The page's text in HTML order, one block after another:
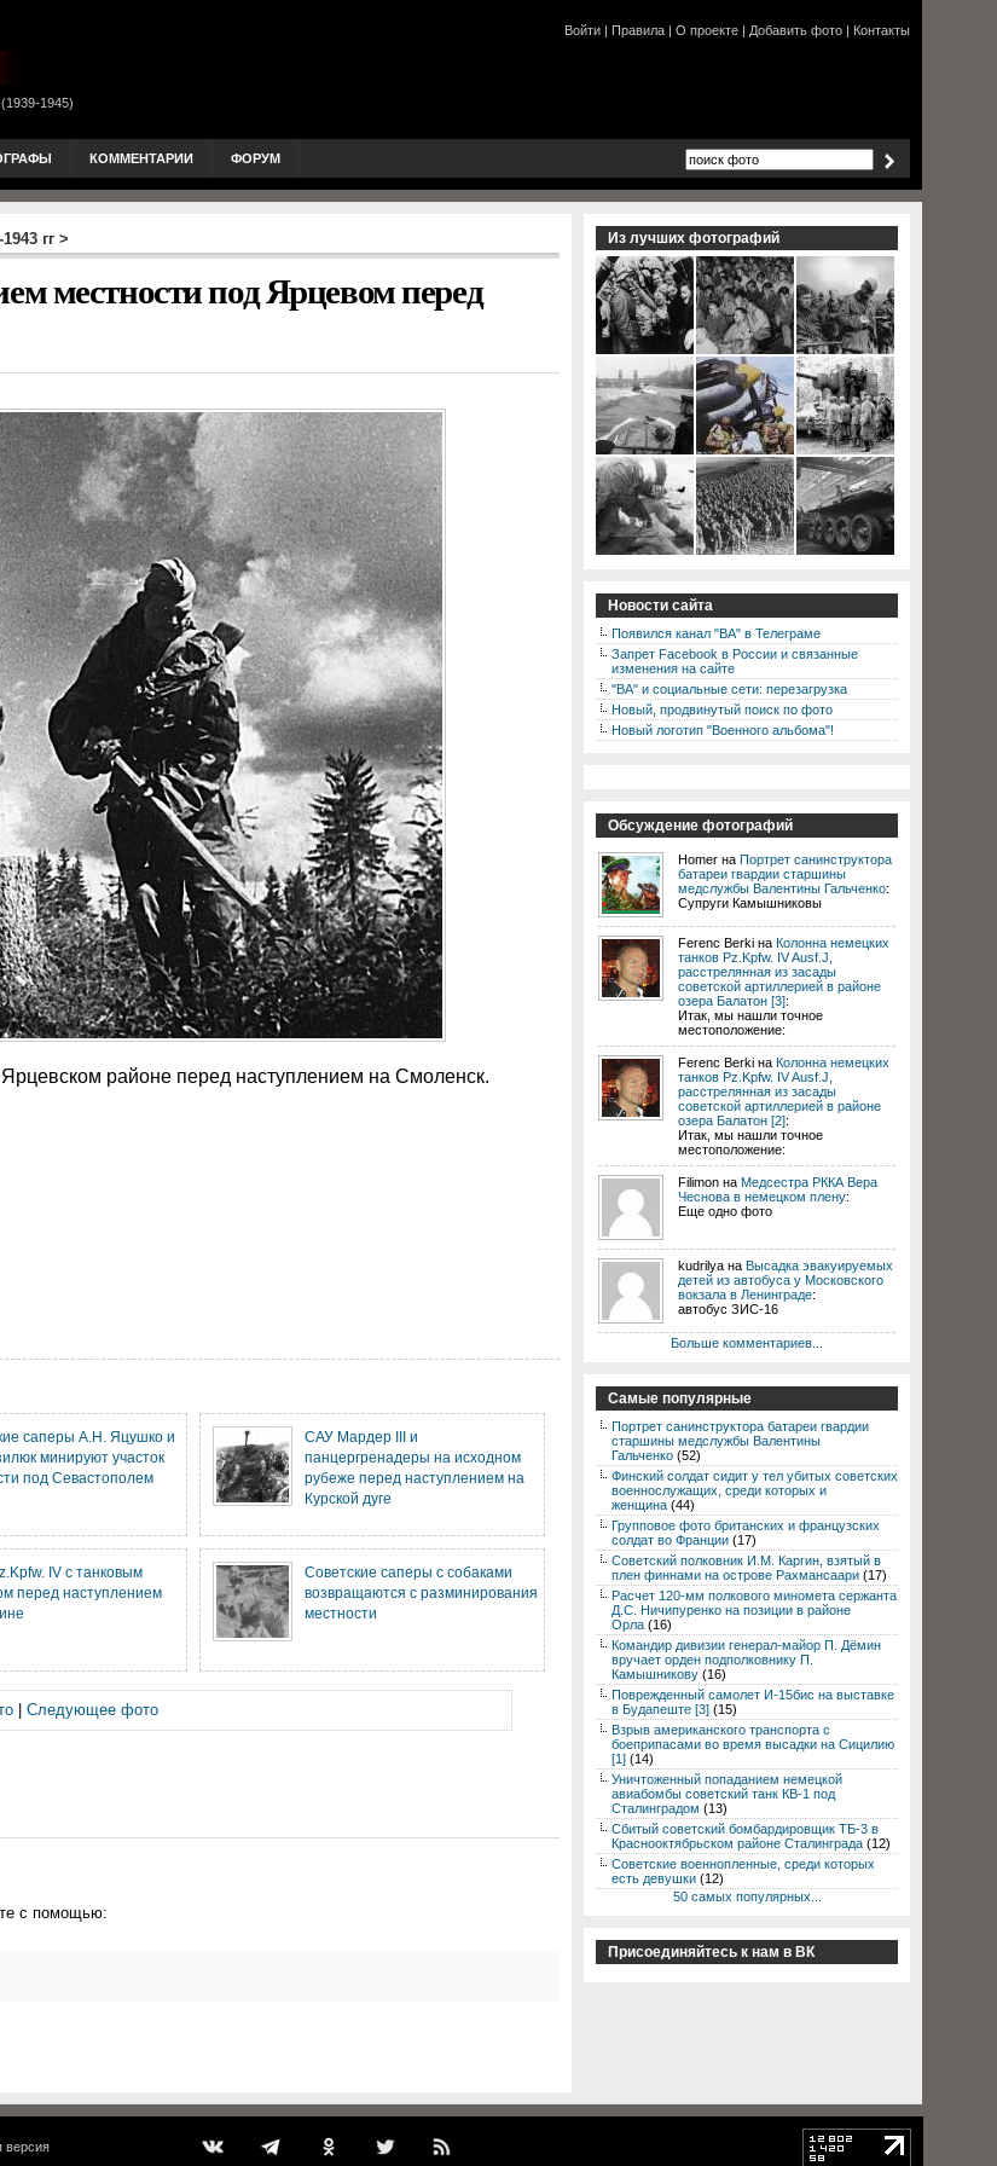
1945)
Войти | Правила | О проекте | Добавить фото | Контакты
КОММЕНТАРИИ ФОРУМ
гг >
местности под Ярцевом перед
районе перед наступлением на Смоленск.
саперы А.Н. Яцушко и
минируют участок
под Севастополем
САУ Мардер III и
панцергренадеры на исходном
рубеже перед наступлением на
Курской дуге
IV с танковым
перед наступлением
Советские саперы с собаками
возвращаются с разминирования
местности
| Следующее фото
с помощью:
Из лучших фотографий
Новости сайта
Появился канал "ВА" в Телеграме
Запрет Facebook в России и связанные
изменения на сайте
"ВА" и социальные сети: перезагрузка
Новый, продвинутый поиск по фото
Новый логотип "Военного альбома"!
Обсуждение фотографий
Homer на Портрет санинструктора
батареи гвардии старшины
медслужбы Валентины Гальченко:
Супруги Камышниковы
Ferenc Berki на Колонна немецких
танков Pz.Kpfw. IV Ausf.J,
расстрелянная из засады
советской артиллерией в районе
озера Балатон [3]:
Итак, мы нашли точное
местоположение:
Ferenc Berki на Колонна немецких
танков Pz.Kpfw. IV Ausf.J,
расстрелянная из засады
советской артиллерией в районе
озера Балатон [2]:
Итак, мы нашли точное
местоположение:
Filimon на Медсестра РККА Вера
Чеснова в немецком плену:
Еще одно фото
kudrilya на Высадка эвакуируемых
детей из автобуса у Московского
вокзала в Ленинграде:
автобус ЗИС-16
Больше комментариев...
Самые популярные
Портрет санинструктора батареи гвардии
старшины медслужбы Валентины
Гальченко (52)
Финский солдат сидит у тел убитых советских
военнослужащих, среди которых и
женщина (44)
Групповое фото британских и французских
солдат во Франции (17)
Советский полковник И.М. Каргин, взятый в
плен финнами на острове Рахмансаари (17)
Расчет 120-мм полкового миномета сержанта
Д.С. Ничипуренко на позиции в районе
Орла (16)
Командир дивизии генерал-майор П. Дёмин
вручает орден подполковнику П.
Камышникову (16)
Поврежденный самолет И-15бис на выставке
в Будапеште [3] (15)
Взрыв американского транспорта с
боеприпасами во время высадки на Сицилию
[1] (14)
Уничтоженный попаданием немецкой
авиабомбы советский танк КВ-1 под
Сталинградом (13)
Сбитый советский бомбардировщик ТБ-3 в
Краснооктябрьском районе Сталинграда (12)
Советские военнопленные, среди которых
есть девушки (12)
50 самых популярных...
Присоединяйтесь к нам в ВК
версия